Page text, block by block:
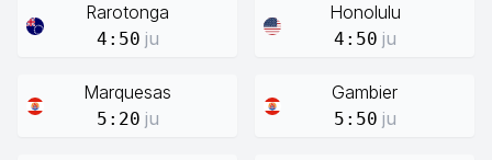
Rarotonga
4:50 ju
Honolulu
4:50 ju
Marquesas
5:20 ju
Gambier
5:50 ju